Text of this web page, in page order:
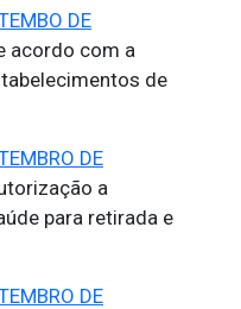
DE
acordo com a
de
DE
a
para retirada e
DE